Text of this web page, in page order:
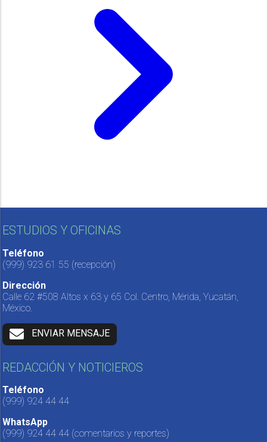
ESTUDIOS Y OFICINAS
Teléfono
(999) 923 61 55 (recepción)
Dirección
Calle 62 #508 Altos x 63 y 65 Col. Centro, Mérida, Yucatán,
México.
ENVIAR MENSAJE
REDACCIÓN Y NOTICIEROS
Teléfono
(999) 924 44 44
WhatsApp
(999) 924 44 44 (comentarios y reportes)